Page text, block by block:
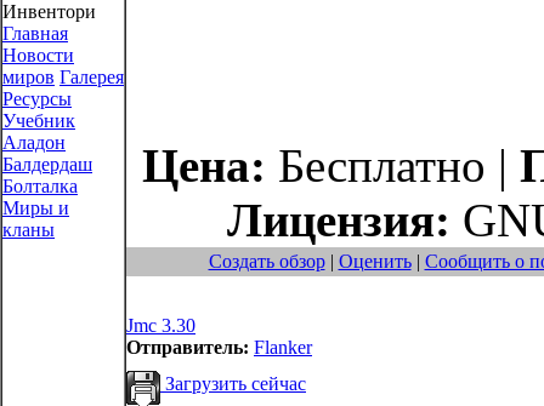
Инвентори
Главная
Новости
миров Галерея
Ресурсы
Учебник
Аладон
Балдердаш
Болталка
Миры и
кланы
Цена: Бесплатно |
Лицензия:
Создать обзор| Оценить| Сообщить о
Jmc 3.30
Отправитель: Flanker
Загрузить сейчас